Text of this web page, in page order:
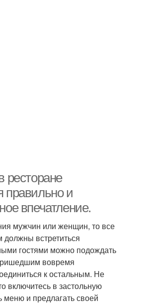
ресторане
правильно и
впечатление.
мужчин или женщин, то все
встретиться
гостями можно подождать
вовремя
к остальным. Не
включитесь в застольную
и предлагать своей